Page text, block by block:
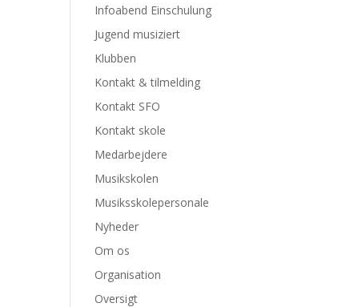
Infoabend Einschulung
Jugend musiziert
Klubben
Kontakt & tilmelding
Kontakt SFO
Kontakt skole
Medarbejdere
Musikskolen
Musiksskolepersonale
Nyheder
Om os
Organisation
Oversigt